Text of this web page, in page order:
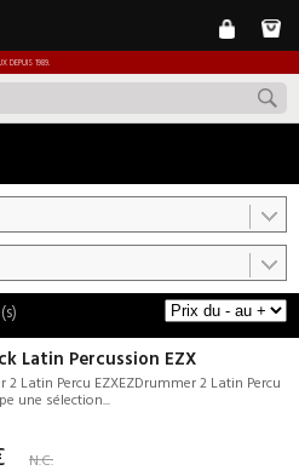
DEPUIS 1989.
Latin Percussion EZX
2 Latin Percu EZXEZDrummer 2 Latin Percu
une sélection...
N.C.